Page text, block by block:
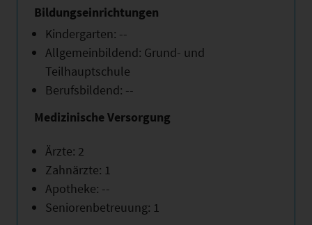
Bildungseinrichtungen
Kindergarten: --
Allgemeinbildend: Grund- und
Teilhauptschule
Berufsbildend: --
Medizinische Versorgung
Ärzte: 2
Zahnärzte: 1
Apotheke: --
Seniorenbetreuung: 1